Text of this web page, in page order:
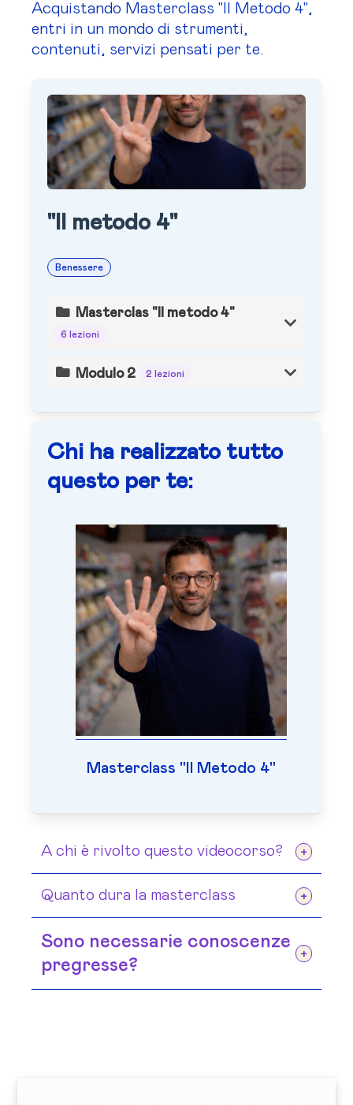
Acquistando Masterclass "Il Metodo 4",
entri in un mondo di strumenti,
contenuti, servizi pensati per te.
"Il metodo 4"
Benessere
Masterclas "Il metodo 4"
6 lezioni
Modulo 2 2 lezioni
Chi ha realizzato tutto
questo per te:
Masterclass "Il Metodo 4"
A chi è rivolto questo videocorso?
A chiunque desideri migliorare la
propria alimentazione senza seguire
diete restrittive.
Quanto dura la masterclass
La masterclass è composta da 5
capitoli per un totale di 40 minuti.
Sono necessarie conoscenze
pregresse?